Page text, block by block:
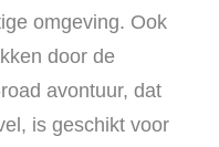
omgeving. Ook
door de
avontuur, dat
is geschikt voor